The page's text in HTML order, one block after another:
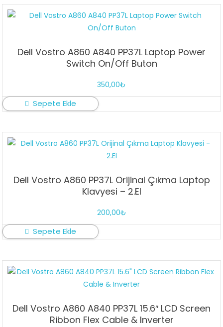
Dell Vostro A860 A840 PP37L Laptop Power
Switch On/Off Buton
350,00₺
Sepete Ekle
Dell Vostro A860 PP37L Orijinal Çıkma Laptop
Klavyesi – 2.El
200,00₺
Sepete Ekle
Dell Vostro A860 A840 PP37L 15.6″ LCD Screen
Ribbon Flex Cable & Inverter